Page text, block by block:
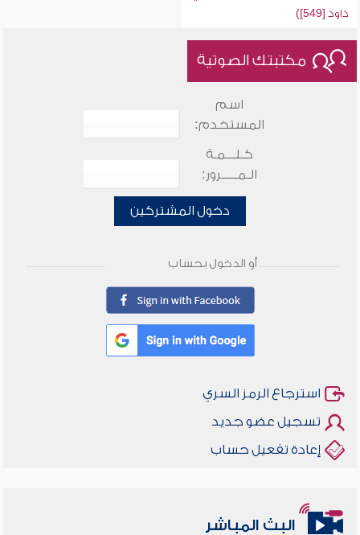
داود [549])
مكتبتك الصوتية
اسم
المستخدم:
كـلـــمـة
الـمـــــرور:
دخول المشتركين
أو الدخول بحساب
استرجاع الرمز السري
تسجيل عضو جديد
إعادة تفعيل حساب
البث المباشر
أخلاقنا أصالة ومعاصرة